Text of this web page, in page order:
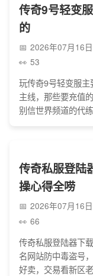
传奇9号轻变
的
2026年07月16日
53
玩传奇9号轻变服
主线，那些要充值
别信世界频道的代
传奇私服登陆
操心得全唠
2026年07月16日
66
传奇私服登陆器下
名网站防中毒盗号
好卖，交易看新区